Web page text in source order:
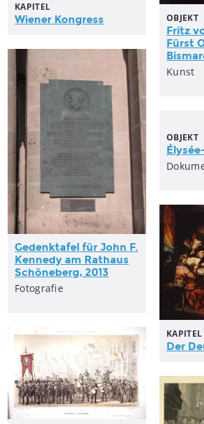
OBJEKT
Fritz
Fürst
Kunst
KAPITEL
Wiener Kongress
Gedenktafel für John F.
Kennedy am Rathaus
Schöneberg, 2013
Fotografie
OBJEKT
KAPITEL
Der